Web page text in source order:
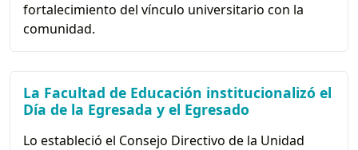
fortalecimiento del vínculo universitario con la
comunidad.
La Facultad de Educación institucionalizó el
Día de la Egresada y el Egresado
Lo estableció el Consejo Directivo de la Unidad